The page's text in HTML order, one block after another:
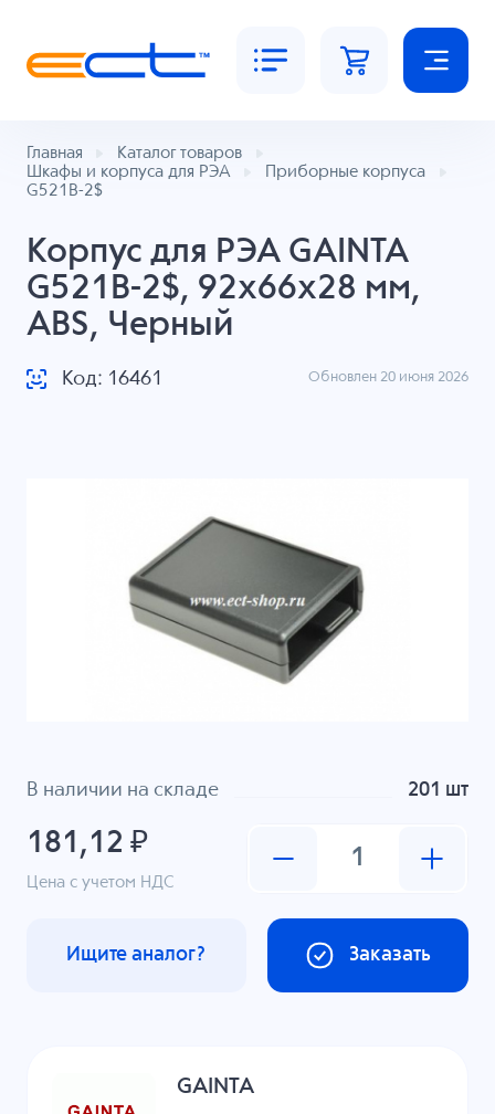
Главная
Каталог товаров
Шкафы и корпуса для РЭА
Приборные корпуса
G521B-2$
Корпус для РЭА GAINTA
G521B-2$, 92x66x28 мм,
ABS, Черный
Код: 16461 Обновлен 20 июня 2026
В наличии на складе 201 шт
181,12 ₽
Цена с учетом НДС
Заказать
Ищите аналог?
GAINTA